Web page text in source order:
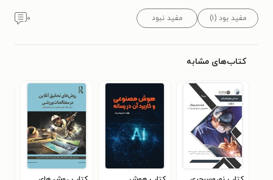
مفید بود (۱) مفید نبود ۰
کتاب‌های مشابه